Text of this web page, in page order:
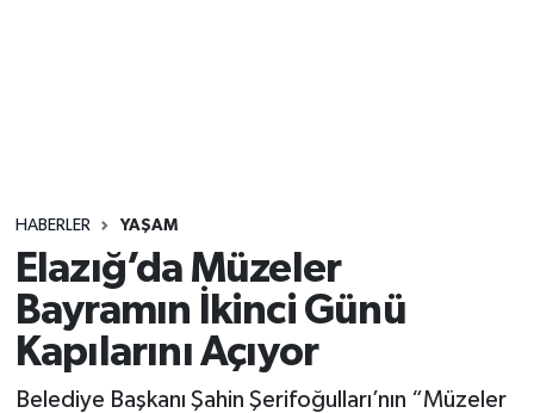
HABERLER YAŞAM
Elazığ’da Müzeler
Bayramın İkinci Günü
Kapılarını Açıyor
Belediye Başkanı Şahin Şerifoğulları’nın “Müzeler
Yaşam